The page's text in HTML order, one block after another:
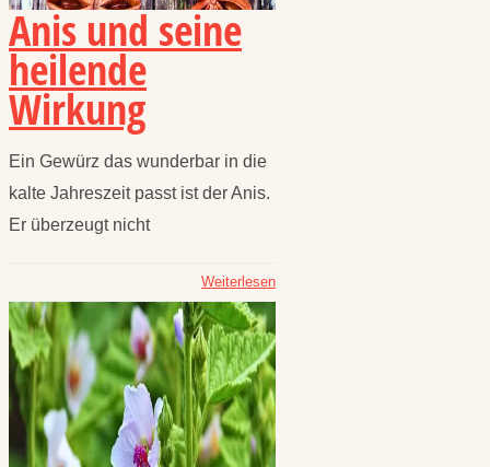
Anis und seine
heilende
Wirkung
Ein Gewürz das wunderbar in die
kalte Jahreszeit passt ist der Anis.
Er überzeugt nicht
Weiterlesen